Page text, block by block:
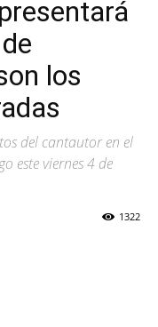
los
del cantautor en el
este viernes 4 de
1322